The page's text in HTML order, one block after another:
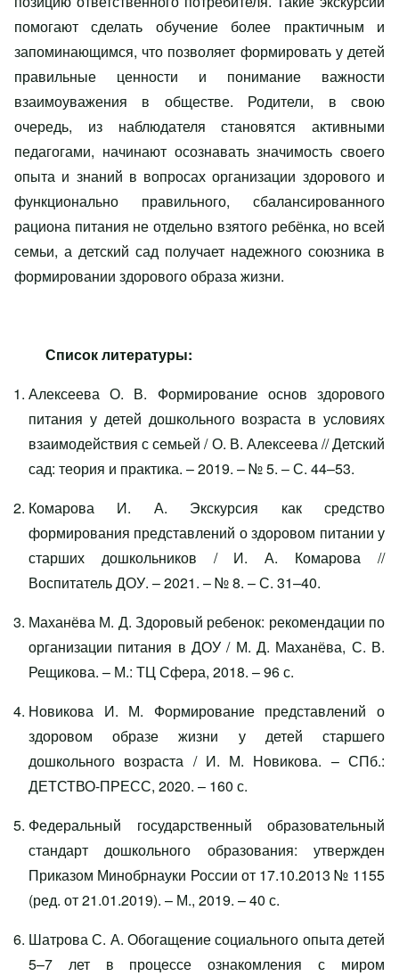
помогают сделать обучение более практичным и
запоминающимся, что позволяет формировать у детей
правильные ценности и понимание важности
взаимоуважения в обществе. Родители, в свою
очередь, из наблюдателя становятся активными
педагогами, начинают осознавать значимость своего
опыта и знаний в вопросах организации здорового и
функционально правильного, сбалансированного
рациона питания не отдельно взятого ребёнка, но всей
семьи, а детский сад получает надежного союзника в
формировании здорового образа жизни.
Список литературы:
Алексеева О. В. Формирование основ здорового
питания у детей дошкольного возраста в условиях
взаимодействия с семьей / О. В. Алексеева // Детский
сад: теория и практика. – 2019. – № 5. – С. 44–53.
Комарова И. А. Экскурсия как средство
формирования представлений о здоровом питании у
старших дошкольников / И. А. Комарова //
Воспитатель ДОУ. – 2021. – № 8. – С. 31–40.
Маханёва М. Д. Здоровый ребенок: рекомендации по
организации питания в ДОУ / М. Д. Маханёва, С. В.
Рещикова. – М.: ТЦ Сфера, 2018. – 96 с.
Новикова И. М. Формирование представлений о
здоровом образе жизни у детей старшего
дошкольного возраста / И. М. Новикова. – СПб.:
ДЕТСТВО-ПРЕСС, 2020. – 160 с.
Федеральный государственный образовательный
стандарт дошкольного образования: утвержден
Приказом Минобрнауки России от 17.10.2013 № 1155
(ред. от 21.01.2019). – М., 2019. – 40 с.
Шатрова С. А. Обогащение социального опыта детей
5–7 лет в процессе ознакомления с миром